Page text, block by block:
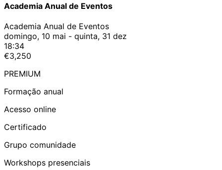
Academia Anual de Eventos
Academia Anual de Eventos
domingo, 10 mai - quinta, 31 dez
18:34
€3,250
PREMIUM
Formação anual
Acesso online
Certificado
Grupo comunidade
Workshops presenciais